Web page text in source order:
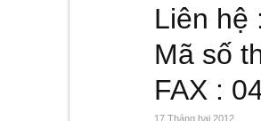
Liên hệ
Mã số
FAX :
17 Tháng hai 2012